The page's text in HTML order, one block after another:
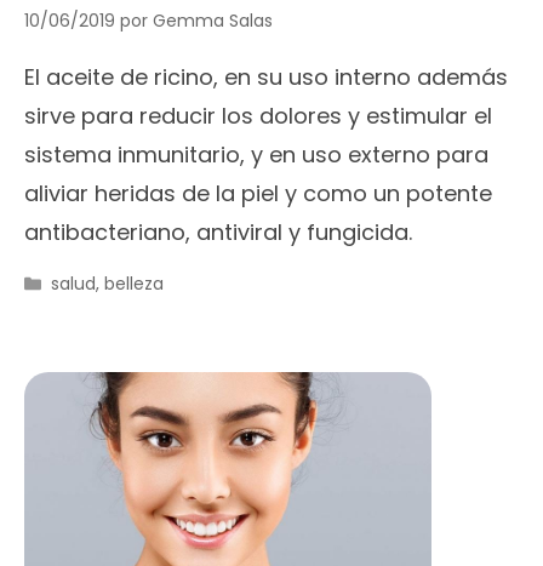
10/06/2019 por Gemma Salas
El aceite de ricino, en su uso interno además
sirve para reducir los dolores y estimular el
sistema inmunitario, y en uso externo para
aliviar heridas de la piel y como un potente
antibacteriano, antiviral y fungicida.
Categorías
salud,belleza